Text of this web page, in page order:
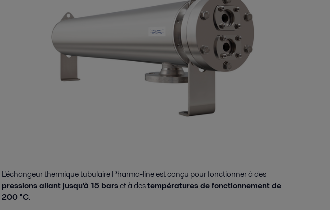
L'échangeur thermique tubulaire Pharma-line est conçu pour fonctionner à des
pressions allant jusqu'à 15 barset à destempératures de fonctionnement de
200 °C.